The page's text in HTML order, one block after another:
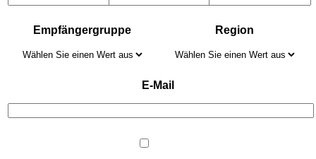
Empfängergruppe Region
E-Mail